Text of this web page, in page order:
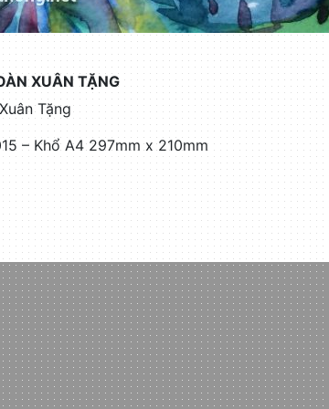
XUÂN TẶNG
Tặng
– Khổ A4 297mm x 210mm